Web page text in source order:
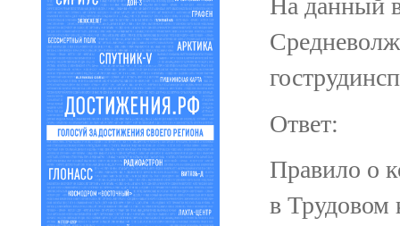
На данный
Ответ:
Правило о
в Трудовом